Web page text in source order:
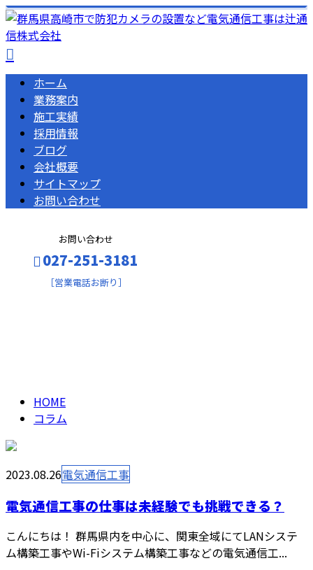
ホーム
業務案内
施工実績
採用情報
ブログ
会社概要
サイトマップ
お問い合わせ
お問い合わせ
027-251-3181
［営業電話お断り］
HOME
コラム
2023.08.26電気通信工事
電気通信工事の仕事は未経験でも挑戦できる？
こんにちは！ 群馬県内を中心に、関東全域にてLANシステ
ム構築工事やWi-Fiシステム構築工事などの電気通信工...